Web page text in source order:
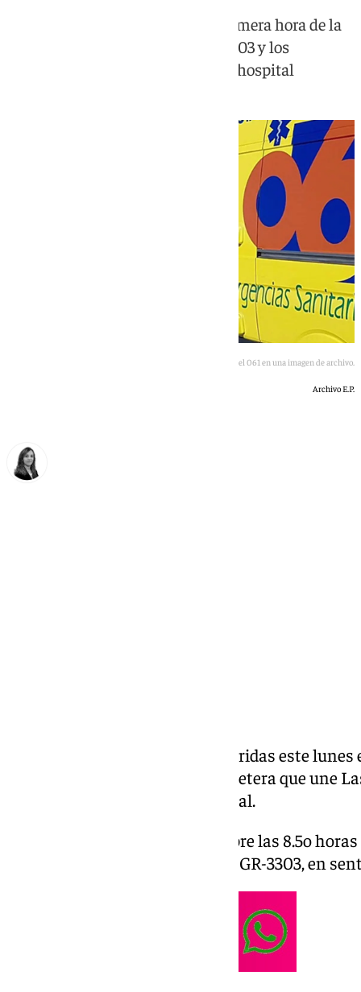
El accidente se ha producido a primera hora de la
mañana de este lunes en la GR-3303 y los
afectados han sido trasladados al hospital
Ambulancia del 061 en una imagen de archivo.
Archivo E.P.
Tres personas han resultado heridas este
registrado en la GR-3303, la carretera que une
ha producido una colisión frontal.
El accidente ha tenido lugar sobre las 8.5o
en el kilómetro 7 de la carretera GR-3303, en